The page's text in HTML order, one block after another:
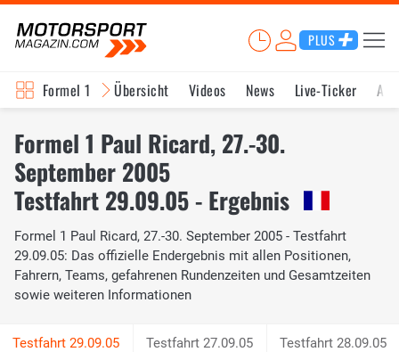
PLUS
Formel 1 Übersicht Videos News Live-Ticker
Formel 1 Paul Ricard, 27.-30.
September 2005
Testfahrt 29.09.05 - Ergebnis
Formel 1 Paul Ricard, 27.-30. September 2005 - Testfahrt
29.09.05: Das offizielle Endergebnis mit allen Positionen,
Fahrern, Teams, gefahrenen Rundenzeiten und Gesamtzeiten
sowie weiteren Informationen
Testfahrt 27.09.05 Testfahrt 28.09.05